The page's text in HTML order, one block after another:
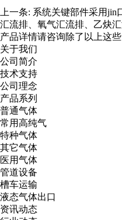
上一条: 系统关键部件采用jin
汇流排、氧气汇流排、乙炔
产品详情请咨询除了以上这些
关于我们
公司简介
技术支持
公司理念
产品系列
普通气体
常用高纯气
特种气体
其它气体
医用气体
管道设备
槽车运输
液态气体出口
资讯动态